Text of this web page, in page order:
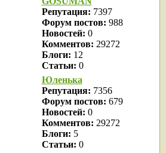
Репутация: 7397
Форум постов: 988
Новостей: 0
Комментов: 29272
Блоги: 12
Статьи: 0
Юленька
Репутация: 7356
Форум постов: 679
Новостей: 0
Комментов: 29272
Блоги: 5
Статьи: 0